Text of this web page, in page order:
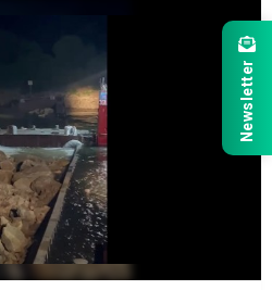
Newsletter